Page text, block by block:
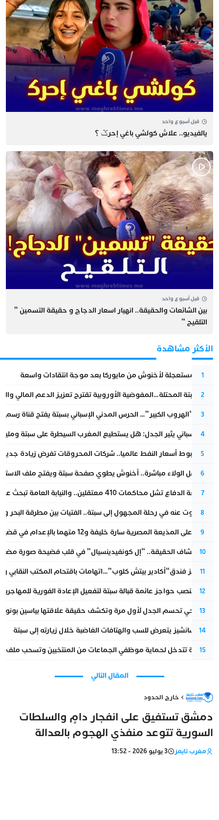
قبل أسبوع واحد
يالفيديو.. علاش كولشي باغي إحرݣ ؟
قبل أسبوع واحد
بين الشائعات والحقيقة.. انهيار اسعار الدجاج و حقيقة التسمين ”
التلقيح “
الأكثر مشاهدة
1
عودة مستعجلة لأخنوش من مايوركا بعد موجة انتقادات واسعة
2
أزمة سبتة المحتلة…المفوضية الأوروبية تقترح تعزيز الدعم المالي
3
عملية “الهروب الكبير”… الحرس المدني الإسباني بسبتة يفتح قناة
4
تقرير إسباني يثير الجدل: هل يستطيع المغرب السيطرة على سبتة
5
رغم هبوط أسعار النفط عالميا.. شركات المحروقات تفرض زيادة
6
بعد حفل الولاء مباشرة.. أخنوش يطوي صفحة سبتة ويفتح ملف
7
مقاطعة الدفاع تشل محاكمات 410 معتقلين.. والنيابة العامة تبحث عن حل قانوني
8
المسكوت عنه في رحلة المجهول إلى سبتة.. الفتيات بين مطرقة البحر
9
الحكم على المذيعة المصرية سارة خليفة و12 متهما بالإعدام في قضية هزت بلاد الفراعنة
10
بعد انكشاف الحقيقة.. “إل كونفيدينسيال” في قلب فضيحة صورة
11
أزمة تهز فندق“أكادير بيتش كلوب”…اتهامات باقتحام المكتب النقابي
12
إسبانيا تنصب حواجز عائمة قبالة سبتة لتفعيل الإعادة الفورية للمهاجرين
13
نورا فتحي تحسم الجدل لأول مرة وتكشف حقيقة علاقتها بياسين بونو
14
بيدرو سانشيز يتعرض للسب والهتافات الغاضبة خلال زيارته إلى سبتة
15
الداخلية تتدخل لحماية موظفي الجماعات من المنتخبين وتسحب ملف
المقال التالي
خارج الحدود
دمشق تستفيق على انفجار دامٍ والسلطات
السورية تتوعد منفذي الهجوم بالعدالة
مغرب تايمز 3 يوليو 2026 - 13:52